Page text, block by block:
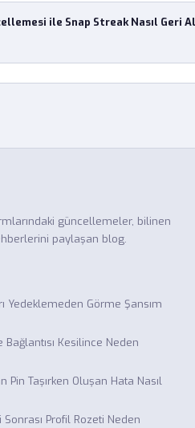
ile Snap Streak Nasıl Geri
güncellemeler, bilinen
paylaşan blog.
Yedeklemeden Görme Şansım
Kesilince Neden
Taşırken Oluşan Hata Nasıl
Profil Rozeti Neden